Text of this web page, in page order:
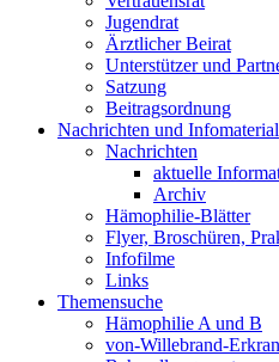
Jugendrat
Ärztlicher Beirat
Unterstützer und
Satzung
Beitragsordnung
Nachrichten und Infomaterial
Nachrichten
aktuelle
Archiv
Hämophilie-Blätter
Flyer, Broschüren,
Infofilme
Links
Themensuche
Hämophilie A und B
von-Willebrand-